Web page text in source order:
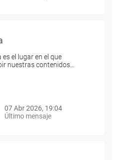
es el lugar en el que
nuestras contenidos…
07 Abr 2026, 19:04
Último mensaje